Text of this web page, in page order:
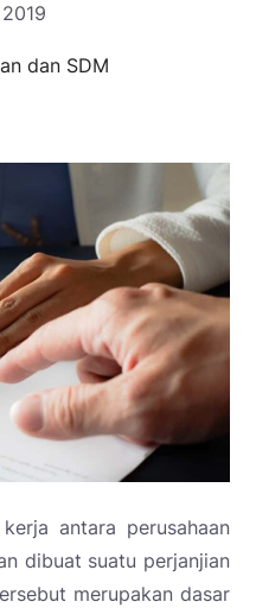
dan SDM
antara perusahaan
dibuat suatu perjanjian
merupakan dasar